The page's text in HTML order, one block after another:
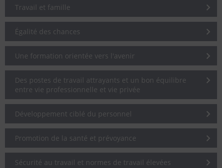
Travail et famille
Égalité des chances
Une formation orientée vers l'avenir
Des postes de travail attrayants et un bon équilibre
entre vie professionnelle et vie privée
Développement ciblé du personnel
Promotion de la santé et prévoyance
Sécurité au travail et normes de travail élevées